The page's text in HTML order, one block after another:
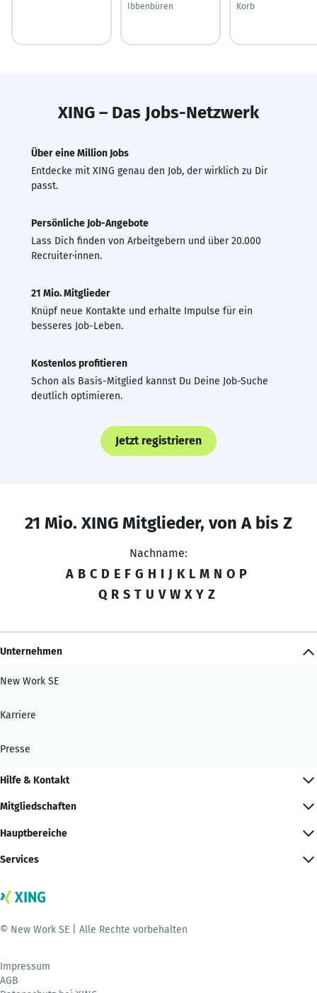
Ibbenbüren
Korb
XING – Das Jobs-Netzwerk
Über eine Million Jobs
Entdecke mit XING genau den Job, der wirklich zu Dir
passt.
Persönliche Job-Angebote
Lass Dich finden von Arbeitgebern und über 20.000
Recruiter·innen.
21 Mio. Mitglieder
Knüpf neue Kontakte und erhalte Impulse für ein
besseres Job-Leben.
Kostenlos profitieren
Schon als Basis-Mitglied kannst Du Deine Job-Suche
deutlich optimieren.
Jetzt registrieren
21 Mio. XING Mitglieder, von A bis Z
Nachname:
A B C D E F G H I J K L M N O P
Q R S T U V W X Y Z
Unternehmen
New Work SE
Karriere
Presse
Hilfe & Kontakt
Mitgliedschaften
Hauptbereiche
Services
© New Work SE | Alle Rechte vorbehalten
Impressum
AGB